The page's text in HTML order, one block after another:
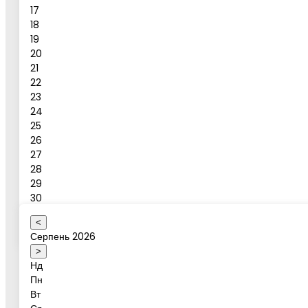
17
18
19
20
21
22
23
24
25
26
27
28
29
30
31
Оберіть коректну дату
Повідомлення
Бронювання активності
Ваше ім'я
<
Серпень 2026
>
Нд
Пн
Вт
Дата активності